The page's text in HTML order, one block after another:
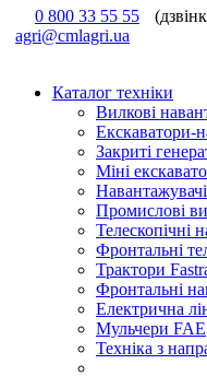
0 800 33 55 55
agri@cmlagri.ua
Каталог техніки
Вилкові
Екскаватори-
Закриті
Міні
Промислові
Телескопічні
Фронтальні
Трактори
Фронтальні
Електрична
Мульчери FAE
Техніка з